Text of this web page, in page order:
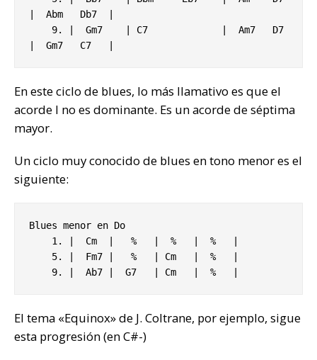
|  Abm   Db7  |
|  Gm7   C7   |
En este ciclo de blues, lo más llamativo es que el
acorde I no es dominante. Es un acorde de séptima
mayor.
Un ciclo muy conocido de blues en tono menor es el
siguiente:
Blues menor en Do
    9. |  Ab7 |  G7   | Cm   |  %   |
El tema «Equinox» de J. Coltrane, por ejemplo, sigue
esta progresión (en C#-)